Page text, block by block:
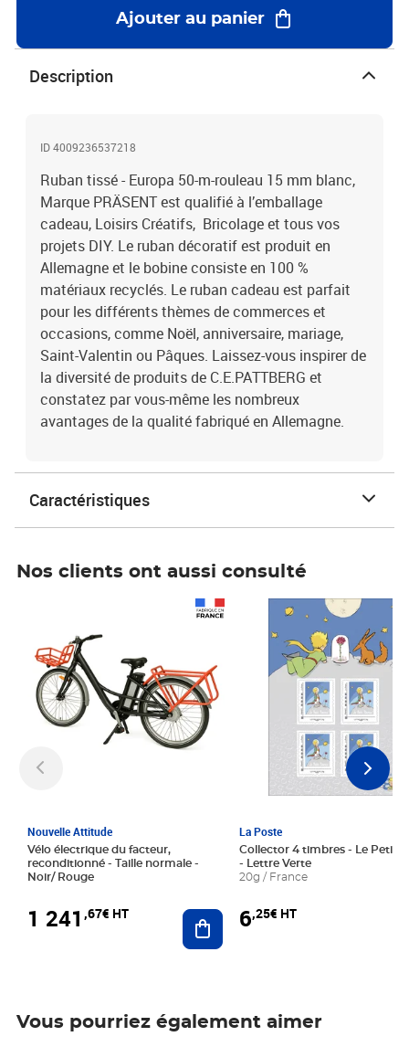
Ajouter au panier
Description
ID 4009236537218
Ruban tissé - Europa 50-m-rouleau 15 mm blanc,
Marque PRÄSENT est qualifié à l’emballage
cadeau, Loisirs Créatifs, Bricolage et tous vos
projets DIY. Le ruban décoratif est produit en
Allemagne et le bobine consiste en 100 %
matériaux recyclés. Le ruban cadeau est parfait
pour les différents thèmes de commerces et
occasions, comme Noël, anniversaire, mariage,
Saint-Valentin ou Pâques. Laissez-vous inspirer de
la diversité de produits de C.E.PATTBERG et
constatez par vous-même les nombreux
avantages de la qualité fabriqué en Allemagne.
Caractéristiques
Nos clients ont aussi consulté
Nouvelle Attitude
Vélo électrique du facteur,
reconditionné - Taille normale -
Noir/ Rouge
1 241 ,67€ HT Ajouter au panier
La Poste
Collector 4 timbres - Le Petit
- Lettre Verte
20g / France
6,25€ HT
Prix 6,25€ HT
Vous pourriez également aimer